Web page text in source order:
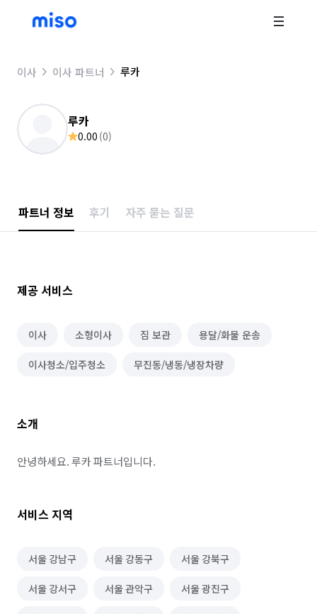
이사 이사 파트너 루카
루카
0.00 (0)
파트너 정보 후기 자주 묻는 질문
제공 서비스
이사 소형이사 짐 보관 용달/화물 운송
이사청소/입주청소 무진동/냉동/냉장차량
소개
안녕하세요. 루카 파트너입니다.
서비스 지역
서울 강남구 서울 강동구 서울 강북구
서울 강서구 서울 관악구 서울 광진구